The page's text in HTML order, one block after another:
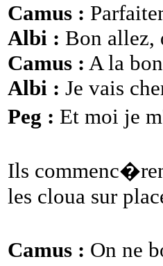
Camus :
Albi : Bon allez,
Camus : A la
Albi : Je vais
Peg : Et moi je
Ils
les cloua sur
Camus : On ne